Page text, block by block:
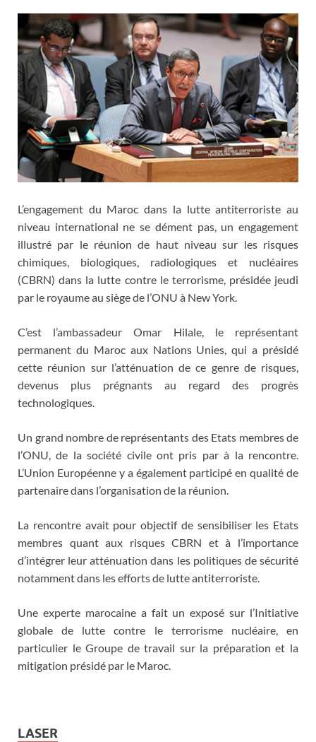
L’engagement du Maroc dans la lutte antiterroriste au
niveau international ne se dément pas, un engagement
illustré par le réunion de haut niveau sur les risques
chimiques, biologiques, radiologiques et nucléaires
(CBRN) dans la lutte contre le terrorisme, présidée jeudi
par le royaume au siège de l’ONU à New York.
C’est l’ambassadeur Omar Hilale, le représentant
permanent du Maroc aux Nations Unies, qui a présidé
cette réunion sur l’atténuation de ce genre de risques,
devenus plus prégnants au regard des progrès
technologiques.
Un grand nombre de représentants des Etats membres de
l’ONU, de la société civile ont pris par à la rencontre.
L’Union Européenne y a également participé en qualité de
partenaire dans l’organisation de la réunion.
La rencontre avait pour objectif de sensibiliser les Etats
membres quant aux risques CBRN et à l’importance
d’intégrer leur atténuation dans les politiques de sécurité
notamment dans les efforts de lutte antiterroriste.
Une experte marocaine a fait un exposé sur l’Initiative
globale de lutte contre le terrorisme nucléaire, en
particulier le Groupe de travail sur la préparation et la
mitigation présidé par le Maroc.
LASER